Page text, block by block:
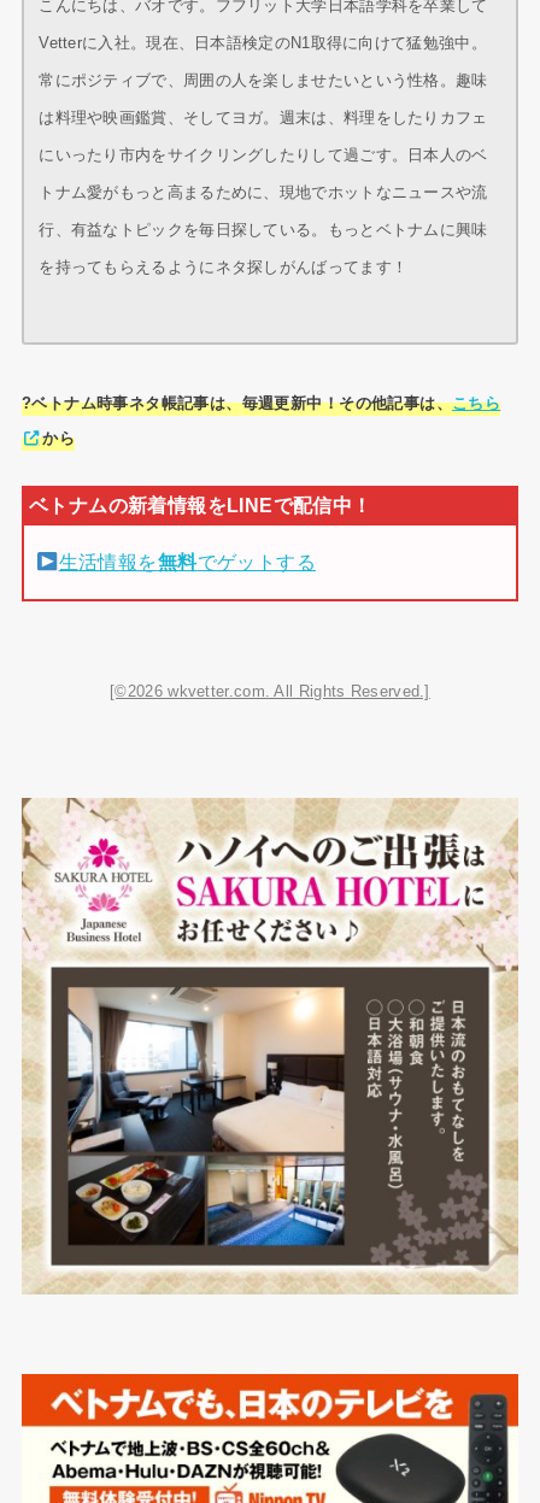
こんにちは、バオです。フフリット大学日本語学科を卒業して
Vetterに入社。現在、日本語検定のN1取得に向けて猛勉強中。
常にポジティブで、周囲の人を楽しませたいという性格。趣味
は料理や映画鑑賞、そしてヨガ。週末は、料理をしたりカフェ
にいったり市内をサイクリングしたりして過ごす。日本人のベ
トナム愛がもっと高まるために、現地でホットなニュースや流
行、有益なトピックを毎日探している。もっとベトナムに興味
を持ってもらえるようにネタ探しがんばってます！
?ベトナム時事ネタ帳記事は、毎週更新中！その他記事は、こちら
から
生活情報を無料でゲットする
[©2026 wkvetter.com. All Rights Reserved.]